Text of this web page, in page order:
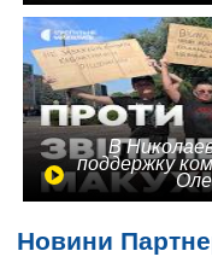
В
поддержку